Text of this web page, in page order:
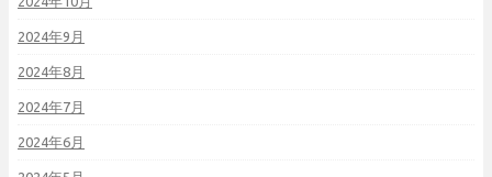
2024年9月
2024年8月
2024年7月
2024年6月